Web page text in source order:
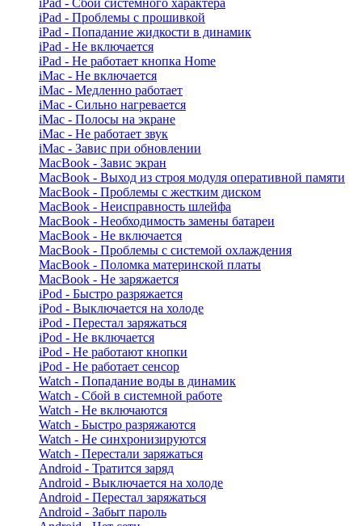
iPad - Сбой системного характера
iPad - Проблемы с прошивкой
iPad - Попадание жидкости в динамик
iPad - Не включается
iPad - Не работает кнопка Home
iMac - Не включается
iMac - Медленно работает
iMac - Сильно нагревается
iMac - Полосы на экране
iMac - Не работает звук
iMac - Завис при обновлении
MacBook - Завис экран
MacBook - Выход из строя модуля оперативной памяти
MacBook - Проблемы с жестким диском
MacBook - Неисправность шлейфа
MacBook - Необходимость замены батареи
MacBook - Не включается
MacBook - Проблемы с системой охлаждения
MacBook - Поломка материнской платы
MacBook - Не заряжается
iPod - Быстро разряжается
iPod - Выключается на холоде
iPod - Перестал заряжаться
iPod - Не включается
iPod - Не работают кнопки
iPod - Не работает сенсор
Watch - Попадание воды в динамик
Watch - Сбой в системной работе
Watch - Не включаются
Watch - Быстро разряжаются
Watch - Не синхронизируются
Watch - Перестали заряжаться
Android - Тратится заряд
Android - Выключается на холоде
Android - Перестал заряжаться
Android - Забыт пароль